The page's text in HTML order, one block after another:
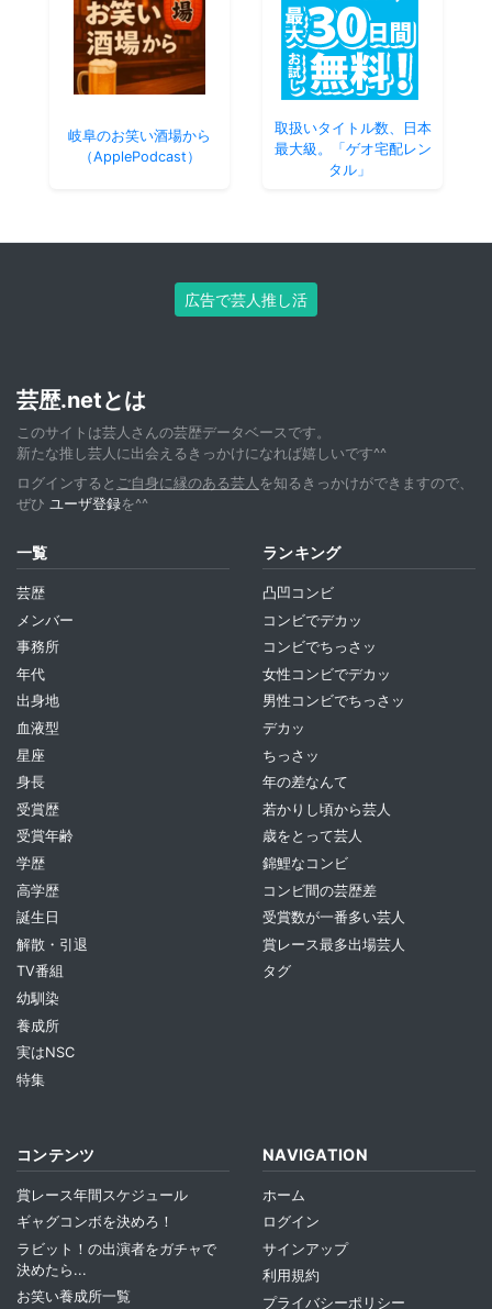
岐阜のお笑い酒場から
（ApplePodcast）
取扱いタイトル数、日本
最大級。「ゲオ宅配レン
タル」
広告で芸人推し活
芸歴.netとは
このサイトは芸人さんの芸歴データベースです。
新たな推し芸人に出会えるきっかけになれば嬉しいです^^
ログインすると ご自身に縁のある芸人 を知るきっかけができますので、
ぜひ ユーザ登録を^^
一覧
芸歴
メンバー
事務所
年代
出身地
血液型
星座
身長
受賞歴
受賞年齢
学歴
高学歴
誕生日
解散・引退
TV番組
幼馴染
養成所
実はNSC
特集
ランキング
凸凹コンビ
コンビでデカッ
コンビでちっさッ
女性コンビでデカッ
男性コンビでちっさッ
デカッ
ちっさッ
年の差なんて
若かりし頃から芸人
歳をとって芸人
錦鯉なコンビ
コンビ間の芸歴差
受賞数が一番多い芸人
賞レース最多出場芸人
タグ
コンテンツ
賞レース年間スケジュール
ギャグコンボを決めろ！
ラビット！の出演者をガチャで
決めたら...
お笑い養成所一覧
NAVIGATION
ホーム
ログイン
サインアップ
利用規約
プライバシーポリシー